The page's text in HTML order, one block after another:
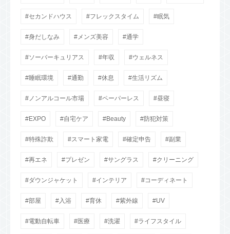
セカンドハウス フレックスタイム 眠気
身だしなみ メンズ美容 通学
ソーバーキュリアス 年収 ウェルネス
睡眠環境 通勤 休息 生活リズム
ノンアルコール市場 ペーパーレス 昼寝
EXPO 自宅ケア Beauty 防犯対策
特殊詐欺 スマート家電 確定申告 副業
再エネ プレゼン サングラス クリーニング
ダウンジャケット インテリア コーディネート
部屋 入浴 育休 紫外線 UV
電動自転車 医療 洗濯 ライフスタイル